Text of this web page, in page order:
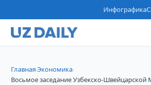
Инфографика
Главная›Экономика›
Восьмое заседание Узбекско-